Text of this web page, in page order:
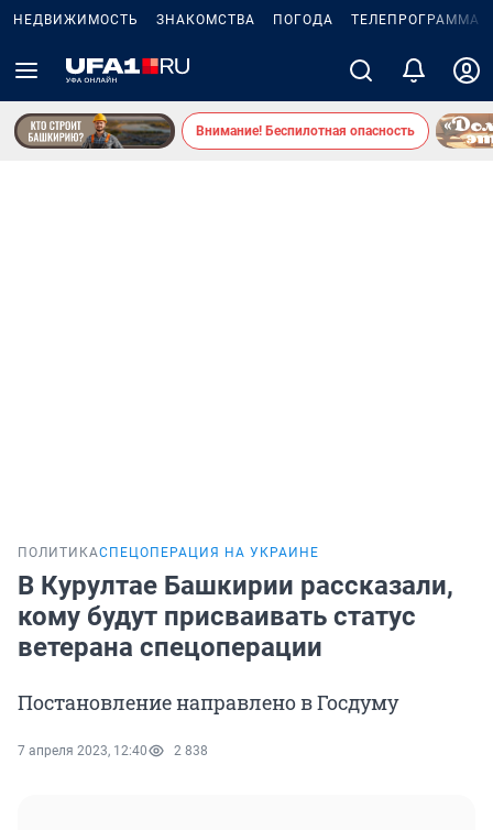
НЕДВИЖИМОСТЬ ЗНАКОМСТВА ПОГОДА ТЕЛЕПРОГРАММА
Внимание! Беспилотная опасность
ПОЛИТИКАСПЕЦОПЕРАЦИЯ НА УКРАИНЕ
В Курултае Башкирии рассказали,
кому будут присваивать статус
ветерана спецоперации
Постановление направлено в Госдуму
7 апреля 2023, 12:40 2 838